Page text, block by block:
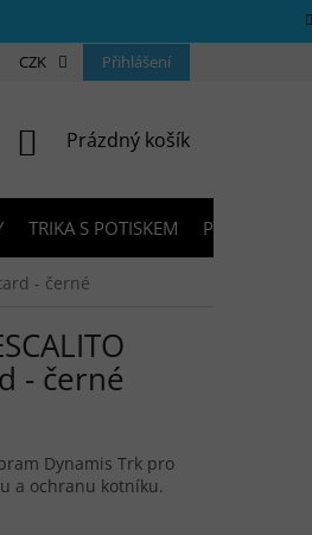
KONTAKTY
CZK Přihlášení
NÁKUPNÍ KOŠÍK
Prázdný košík
TRIKA S POTISKEM PŮJČOVNA
- černé
- černé
Dynamis Trk pro
a ochranu kotníku.